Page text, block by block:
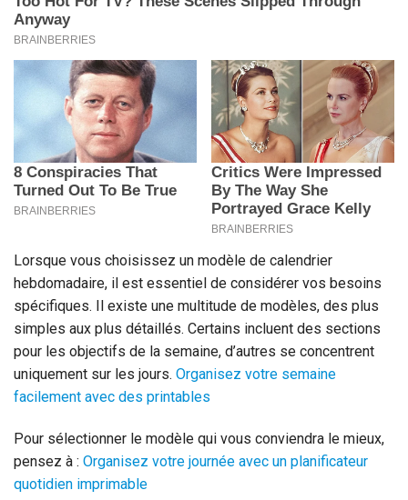
Lorsque vous choisissez un modèle de calendrier
hebdomadaire, il est essentiel de considérer vos besoins
spécifiques. Il existe une multitude de modèles, des plus
simples aux plus détaillés. Certains incluent des sections
pour les objectifs de la semaine, d’autres se concentrent
uniquement sur les jours. Organisez votre semaine
facilement avec des printables
Pour sélectionner le modèle qui vous conviendra le mieux,
pensez à : Organisez votre journée avec un planificateur
quotidien imprimable